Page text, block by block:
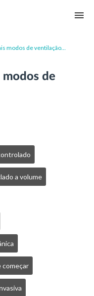
modos de ventilação
modos de
a volume
começar